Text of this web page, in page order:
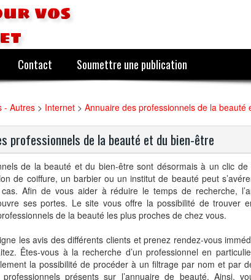
vos
Contact Soumettre une publication
- Autres > Internet > Annuaire des professionnels de la beauté
professionnels de la beauté et du bien-être
de la beauté et du bien-être sont désormais à un clic de
de coiffure, un barbier ou un institut de beauté peut
Afin de vous aider à réduire le temps de recherche,
ses portes. Le site vous offre la possibilité de trouver
de la beauté les plus proches de chez vous.
les avis des différents clients et prenez rendez-vous
Êtes-vous à la recherche d’un professionnel en
la possibilité de procéder à un filtrage par nom et par
présents sur l’annuaire de beauté. Ainsi,